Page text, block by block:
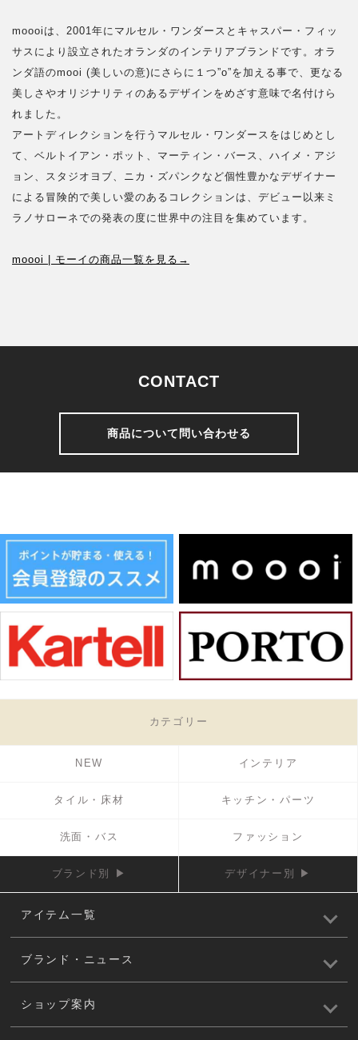
moooiは、2001年にマルセル・ワンダースとキャスパー・フィッ
サスにより設立されたオランダのインテリアブランドです。オラ
ンダ語のmooi (美しいの意)にさらに１つ”o”を加える事で、更なる
美しさやオリジナリティのあるデザインをめざす意味で名付けら
れました。
アートディレクションを行うマルセル・ワンダースをはじめとし
て、ベルトイアン・ポット、マーティン・バース、ハイメ・アジ
ョン、スタジオヨブ、ニカ・ズパンクなど個性豊かなデザイナー
による冒険的で美しい愛のあるコレクションは、デビュー以来ミ
ラノサローネでの発表の度に世界中の注目を集めています。
moooi | モーイの商品一覧を見る→
CONTACT
商品について問い合わせる
カテゴリー
NEW インテリア
タイル・床材 キッチン・パーツ
洗面・バス ファッション
ブランド別 ▶ デザイナー別 ▶
アイテム一覧
ブランド・ニュース
ショップ案内